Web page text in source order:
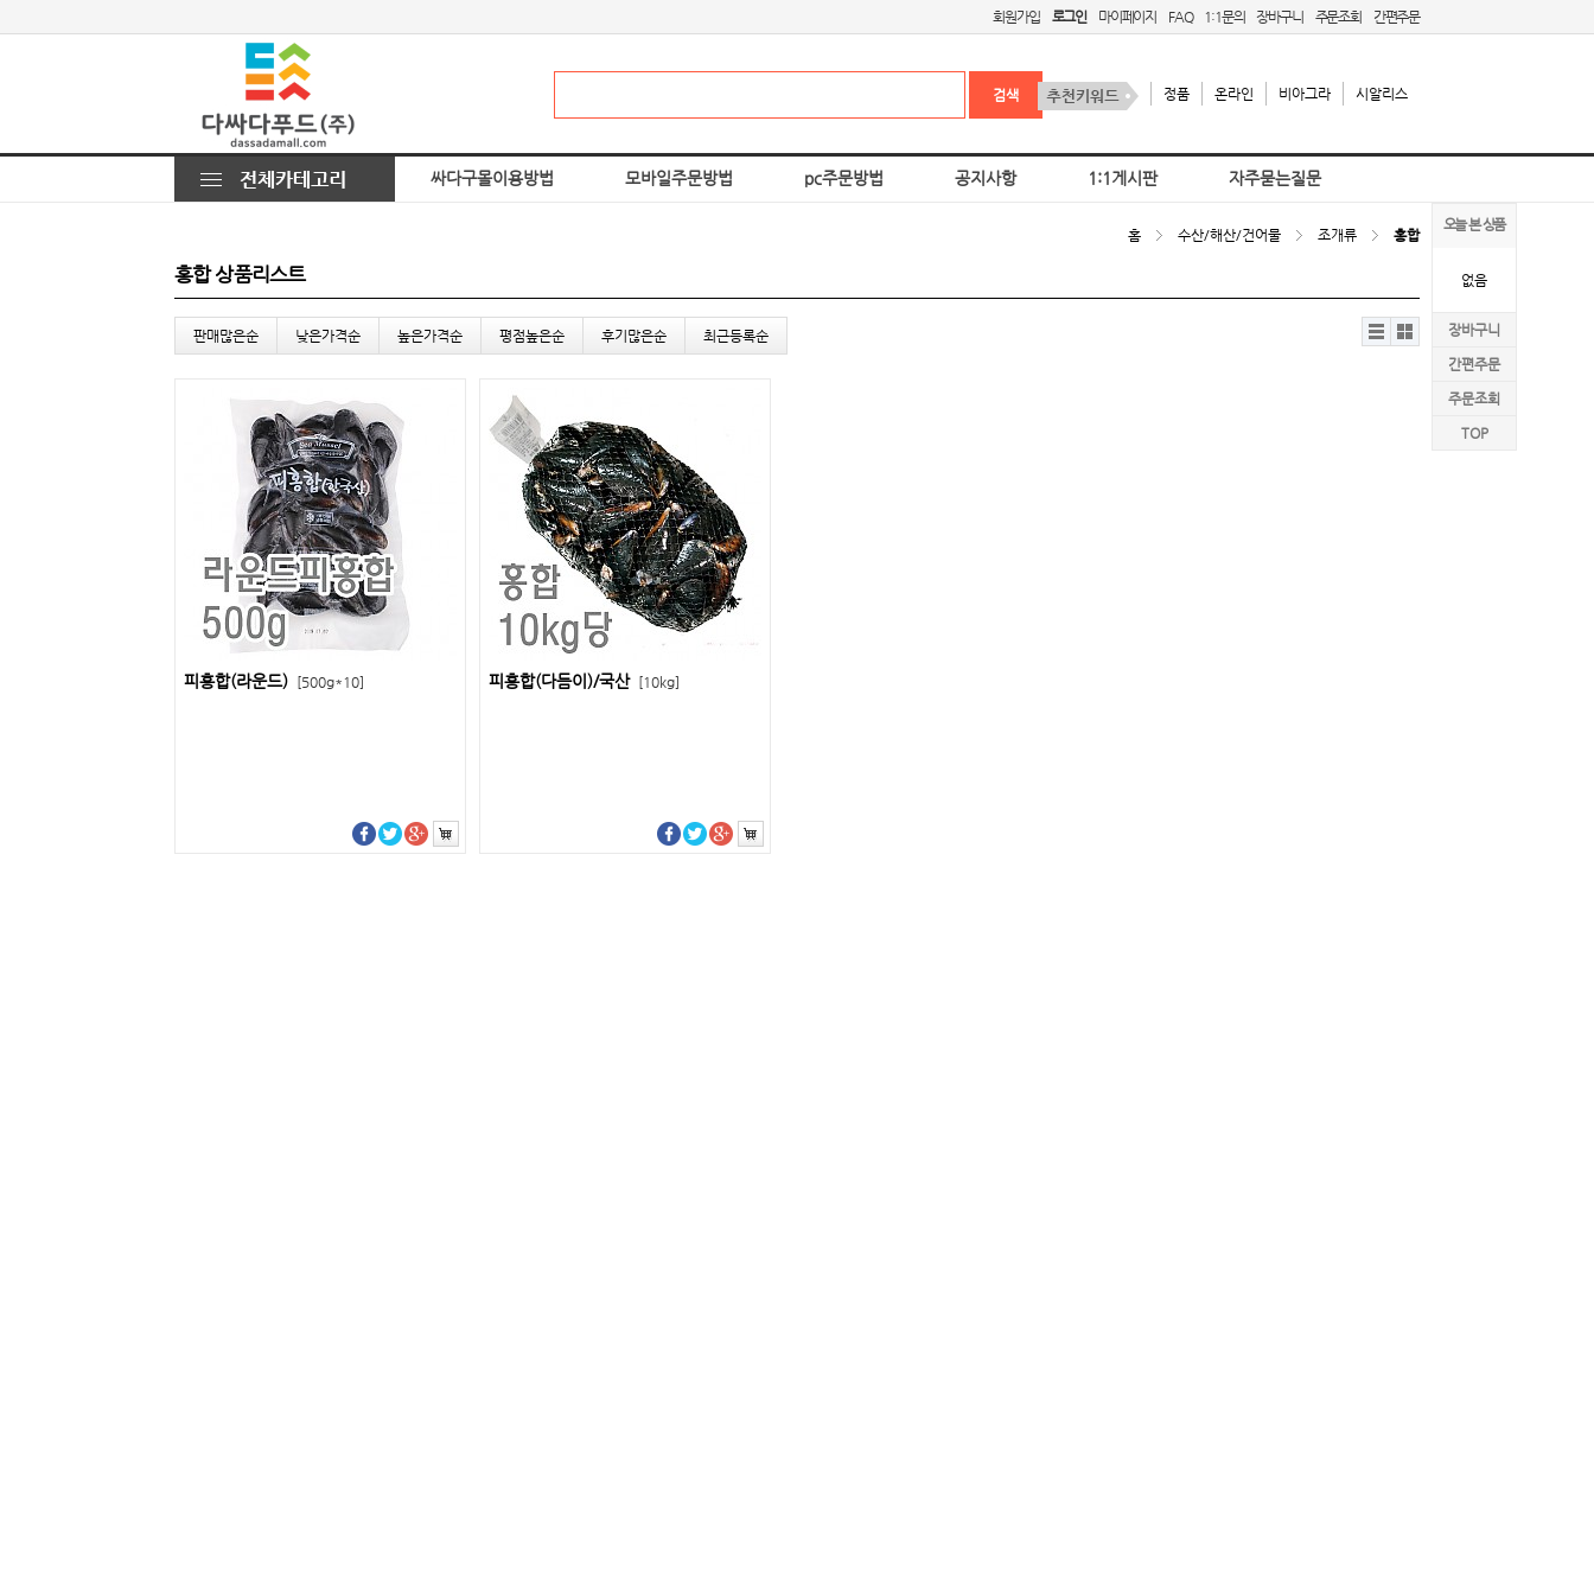
회원가입 로그인 마이페이지 FAQ 1:1문의 장바구니 주문조회 간편주문
정품 온라인 비아그라 시알리스
싸다구몰이용방법 모바일주문방법 pc주문방법 공지사항 1:1게시판 자주묻는질문
오늘 본 상품
없음
장바구니
간편주문
주문조회
TOP
홈 수산/해산/건어물 조개류 홍합
홍합 상품리스트
판매많은순 낮은가격순 높은가격순 평점높은순 후기많은순 최근등록순
리스
트뷰
갤러
리뷰
피홍합(라운드) [500g*10] 피홍합(다듬이)/국산 [10kg]